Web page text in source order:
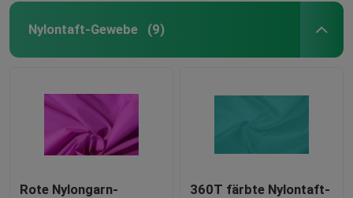
Nylontaft-Gewebe (9)
Rote Nylongarn-
360T färbte Nylontaft-